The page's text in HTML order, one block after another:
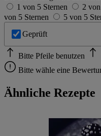
1 von 5 Sternen
2
von 5 Sternen
5 von 5
Geprüft
Bitte Pfeile benutzen
Bitte wähle eine
Ähnliche Rezepte